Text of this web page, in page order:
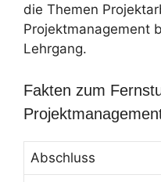
die Themen
Projektmanagement
Lehrgang.
Fakten zum
Abschluss